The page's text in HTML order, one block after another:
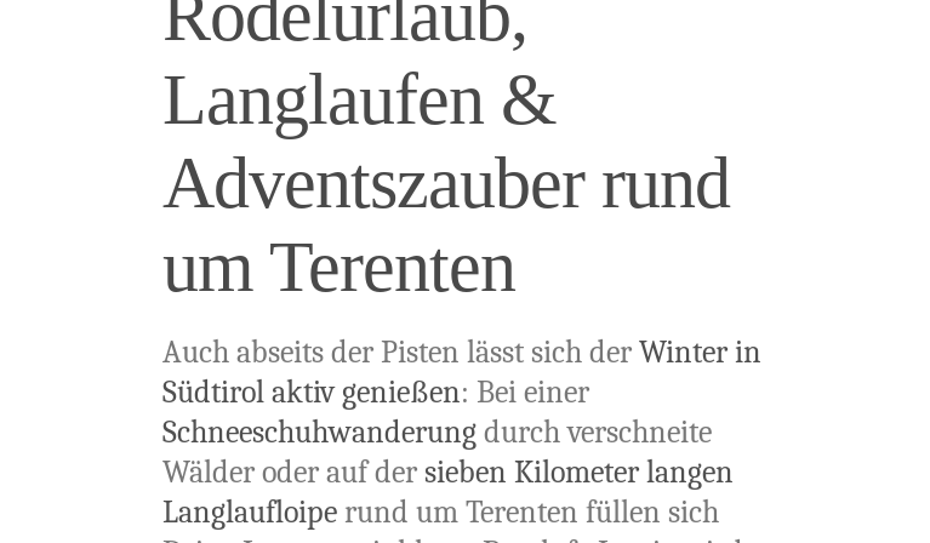
Langlaufen &
Adventszauber rund
um Terenten
Auch abseits der Pisten lässt sich derWinter in
Südtirol aktiv genießen: Bei einer
Schneeschuhwanderung durch verschneite
Wälder oder auf der sieben Kilometer langen
Langlaufloipe rund um Terenten füllen sich